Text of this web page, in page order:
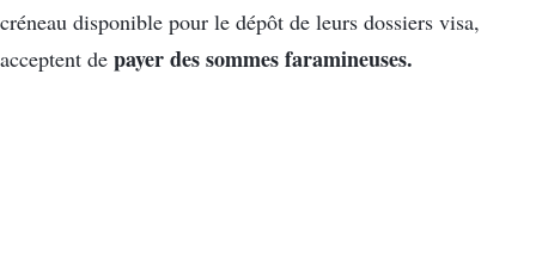
créneau disponible pour le dépôt de leurs dossiers visa,
acceptent de payer des sommes faramineuses.